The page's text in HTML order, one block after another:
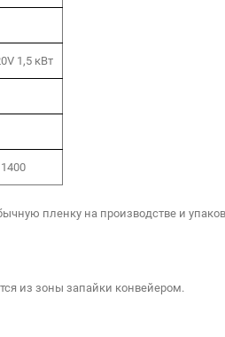
1,5 кВт
пленку на производстве и
из зоны запайки конвейером.